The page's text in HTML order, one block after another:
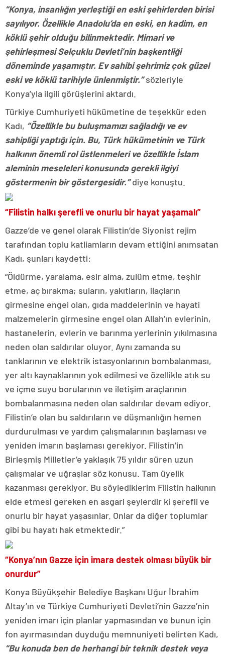
“Konya, insanlığın yerleştiği en eski şehirlerden birisi
sayılıyor. Özellikle Anadolu’da en eski, en kadim, en
köklü şehir olduğu bilinmektedir. Mimari ve
şehirleşmesi Selçuklu Devleti’nin başkentliği
döneminde yaşamıştır. Ev sahibi şehrimiz çok güzel
eski ve köklü tarihiyle ünlenmiştir.”sözleriyle
Konya’yla ilgili görüşlerini aktardı.
Türkiye Cumhuriyeti hükümetine de teşekkür eden
Kadı, “Özellikle bu buluşmamızı sağladığı ve ev
sahipliği yaptığı için. Bu, Türk hükümetinin ve Türk
halkının önemli rol üstlenmeleri ve özellikle İslam
aleminin meseleleri konusunda gerekli ilgiyi
göstermenin bir göstergesidir.”diye konuştu.
“Filistin halkı şerefli ve onurlu bir hayat yaşamalı”
Gazze’de ve genel olarak Filistin’de Siyonist rejim
tarafından toplu katliamların devam ettiğini anımsatan
Kadı, şunları kaydetti:
“Öldürme, yaralama, esir alma, zulüm etme, teşhir
etme, aç bırakma; suların, yakıtların, ilaçların
girmesine engel olan, gıda maddelerinin ve hayati
malzemelerin girmesine engel olan Allah’ın evlerinin,
hastanelerin, evlerin ve barınma yerlerinin yıkılmasına
neden olan saldırılar oluyor. Aynı zamanda su
tanklarının ve elektrik istasyonlarının bombalanması,
yer altı kaynaklarının yok edilmesi ve özellikle atık su
ve içme suyu borularının ve iletişim araçlarının
bombalanmasına neden olan saldırılar devam ediyor.
Filistin’e olan bu saldırıların ve düşmanlığın hemen
durdurulması ve yardım çalışmalarının başlaması ve
yeniden imarın başlaması gerekiyor. Filistin’in
Birleşmiş Milletler’e yaklaşık 75 yıldır süren uzun
çalışmalar ve uğraşlar söz konusu. Tam üyelik
kazanması gerekiyor. Bu söylediklerim Filistin halkının
elde etmesi gereken en asgari şeylerdir ki şerefli ve
onurlu bir hayat yaşasınlar. Onlar da diğer toplumlar
gibi bu hayatı hak etmektedir.”
“Konya’nın Gazze için imara destek olması büyük bir
onurdur”
Konya Büyükşehir Belediye Başkanı Uğur İbrahim
Altay’ın ve Türkiye Cumhuriyeti Devleti’nin Gazze’nin
yeniden imarı için planlar yapmasından ve bunun için
fon ayırmasından duyduğu memnuniyeti belirten Kadı,
“Bu konuda ben de herhangi bir teknik destek veya